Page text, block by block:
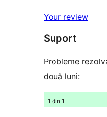
(stele)
recenzii
(stele)
–
recenzie
Your review
Suport
Probleme
două luni:
1 din 1